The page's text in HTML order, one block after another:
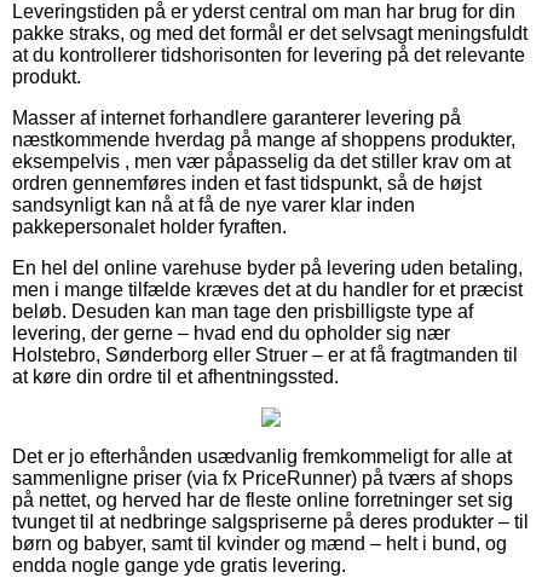
Leveringstiden på er yderst central om man har brug for din
pakke straks, og med det formål er det selvsagt meningsfuldt
at du kontrollerer tidshorisonten for levering på det relevante
produkt.
Masser af internet forhandlere garanterer levering på
næstkommende hverdag på mange af shoppens produkter,
eksempelvis , men vær påpasselig da det stiller krav om at
ordren gennemføres inden et fast tidspunkt, så de højst
sandsynligt kan nå at få de nye varer klar inden
pakkepersonalet holder fyraften.
En hel del online varehuse byder på levering uden betaling,
men i mange tilfælde kræves det at du handler for et præcist
beløb. Desuden kan man tage den prisbilligste type af
levering, der gerne – hvad end du opholder sig nær
Holstebro, Sønderborg eller Struer – er at få fragtmanden til
at køre din ordre til et afhentningssted.
Det er jo efterhånden usædvanlig fremkommeligt for alle at
sammenligne priser (via fx PriceRunner) på tværs af shops
på nettet, og herved har de fleste online forretninger set sig
tvunget til at nedbringe salgspriserne på deres produkter – til
børn og babyer, samt til kvinder og mænd – helt i bund, og
endda nogle gange yde gratis levering.